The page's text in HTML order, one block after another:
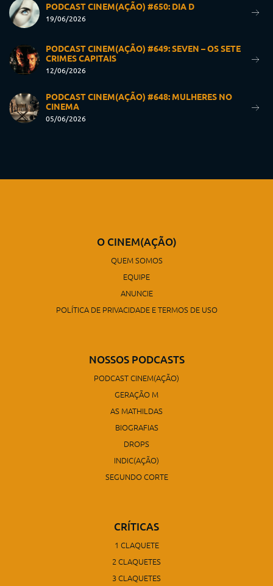
PODCAST CINEM(AÇÃO) #650: DIA D
19/06/2026
PODCAST CINEM(AÇÃO) #649: SEVEN – OS SETE
CRIMES CAPITAIS
12/06/2026
PODCAST CINEM(AÇÃO) #648: MULHERES NO
CINEMA
05/06/2026
O CINEM(AÇÃO)
QUEM SOMOS
EQUIPE
ANUNCIE
POLÍTICA DE PRIVACIDADE E TERMOS DE USO
NOSSOS PODCASTS
PODCAST CINEM(AÇÃO)
GERAÇÃO M
AS MATHILDAS
BIOGRAFIAS
DROPS
INDIC(AÇÃO)
SEGUNDO CORTE
CRÍTICAS
1 CLAQUETE
2 CLAQUETES
3 CLAQUETES